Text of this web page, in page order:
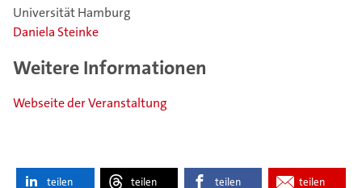
Universität Hamburg
Daniela Steinke
Weitere Informationen
Webseite der Veranstaltung
teilen teilen teilen teilen